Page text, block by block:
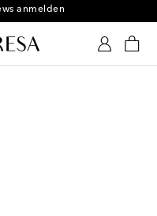
anmelden